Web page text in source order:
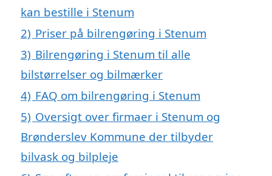
kan bestille i Stenum
2) Priser på bilrengøring i Stenum
3) Bilrengøring i Stenum til alle
bilstørrelser og bilmærker
4) FAQ om bilrengøring i Stenum
5) Oversigt over firmaer i Stenum og
Brønderslev Kommune der tilbyder
bilvask og bilpleje